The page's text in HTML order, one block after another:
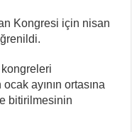
Kongresi için nisan
kongreleri
ayının ortasına
bitirilmesinin